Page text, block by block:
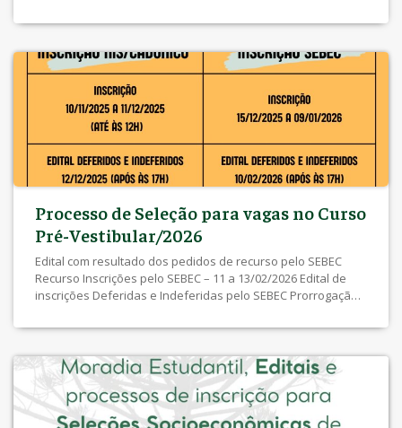
DEFERIDAS E INDEFERIDAS Edital Conjunto SEBEC/Prograd Nº
Documentos Anexo II – Declaração Anexo III – Declaração
Individual de Autossuficiência Anexo IV – Declaração de
Situação Social
Processo de Seleção para vagas no Curso
Pré-Vestibular/2026
Edital com resultado dos pedidos de recurso pelo SEBEC
Recurso Inscrições pelo SEBEC – 11 a 13/02/2026 Edital de
inscrições Deferidas e Indeferidas pelo SEBEC Prorrogação
recurso NIS Inscrições pelo SEBEC – 15/12/2025 a 16/01/2026
Edital de inscrições Deferidas e Indeferidas pelo NIS
Inscrições pelo NIS – 10/11/2025 a 11/12/2025 EDITAL
CONJUNTO SEBEC/PROEX Nº 003/2025 – Clique aqui Anexo I –
Lista de Documentos Anexo II – Declaração Anexo III –